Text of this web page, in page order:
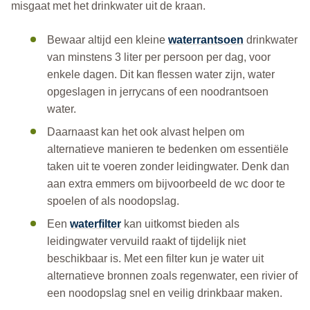
misgaat met het drinkwater uit de kraan.
Bewaar altijd een kleine waterrantsoen drinkwater
van minstens 3 liter per persoon per dag, voor
enkele dagen. Dit kan flessen water zijn, water
opgeslagen in jerrycans of een noodrantsoen
water.
Daarnaast kan het ook alvast helpen om
alternatieve manieren te bedenken om essentiële
taken uit te voeren zonder leidingwater. Denk dan
aan extra emmers om bijvoorbeeld de wc door te
spoelen of als noodopslag.
Een waterfilter kan uitkomst bieden als
leidingwater vervuild raakt of tijdelijk niet
beschikbaar is. Met een filter kun je water uit
alternatieve bronnen zoals regenwater, een rivier of
een noodopslag snel en veilig drinkbaar maken.